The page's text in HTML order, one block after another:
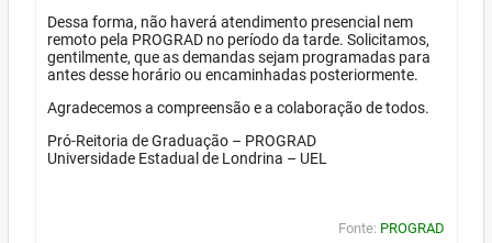
Dessa forma, não haverá atendimento presencial nem
remoto pela PROGRAD no período da tarde. Solicitamos,
gentilmente, que as demandas sejam programadas para
antes desse horário ou encaminhadas posteriormente.
Agradecemos a compreensão e a colaboração de todos.
Pró-Reitoria de Graduação – PROGRAD
Universidade Estadual de Londrina – UEL
Fonte: PROGRAD